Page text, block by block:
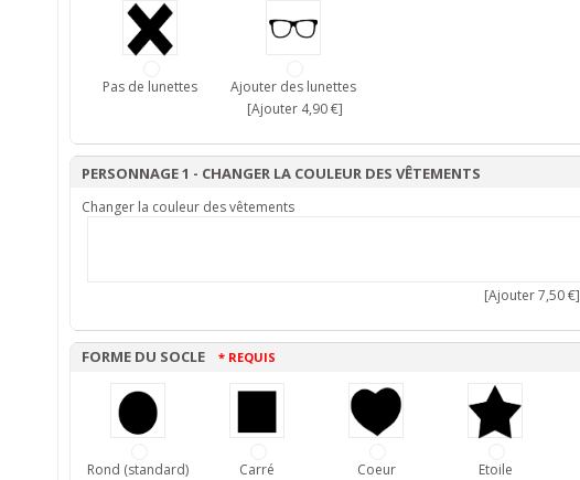
Pas de lunettes
Ajouter des lunettes
[Ajouter 4,90 €]
PERSONNAGE 1 - CHANGER LA COULEUR DES VÊTEMENTS
Changer la couleur des vêtements
[Ajouter 7,50 €]
FORME DU SOCLE * REQUIS
Rond (standard)
Carré
Coeur
Etoile